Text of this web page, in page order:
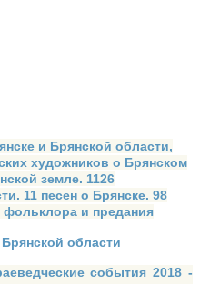
и Брянской области,
художников о Брянском
земле. 1126
11 песен о Брянске. 98
и предания
области
события 2018 -